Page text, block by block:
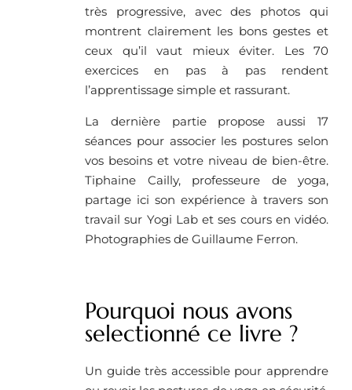
très progressive, avec des photos qui
montrent clairement les bons gestes et
ceux qu’il vaut mieux éviter. Les 70
exercices en pas à pas rendent
l’apprentissage simple et rassurant.
La dernière partie propose aussi 17
séances pour associer les postures selon
vos besoins et votre niveau de bien-être.
Tiphaine Cailly, professeure de yoga,
partage ici son expérience à travers son
travail sur Yogi Lab et ses cours en vidéo.
Photographies de Guillaume Ferron.
Pourquoi nous avons
selectionné ce livre ?
Un guide très accessible pour apprendre